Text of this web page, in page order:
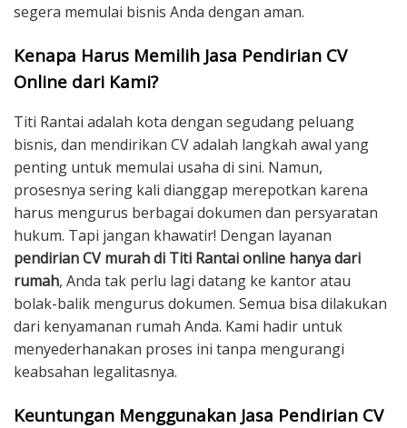
segera memulai bisnis Anda dengan aman.
Kenapa Harus Memilih Jasa Pendirian CV
Online dari Kami?
Titi Rantai adalah kota dengan segudang peluang
bisnis, dan mendirikan CV adalah langkah awal yang
penting untuk memulai usaha di sini. Namun,
prosesnya sering kali dianggap merepotkan karena
harus mengurus berbagai dokumen dan persyaratan
hukum. Tapi jangan khawatir! Dengan layanan
pendirian CV murah di Titi Rantai online hanya dari
rumah, Anda tak perlu lagi datang ke kantor atau
bolak-balik mengurus dokumen. Semua bisa dilakukan
dari kenyamanan rumah Anda. Kami hadir untuk
menyederhanakan proses ini tanpa mengurangi
keabsahan legalitasnya.
Keuntungan Menggunakan Jasa Pendirian CV